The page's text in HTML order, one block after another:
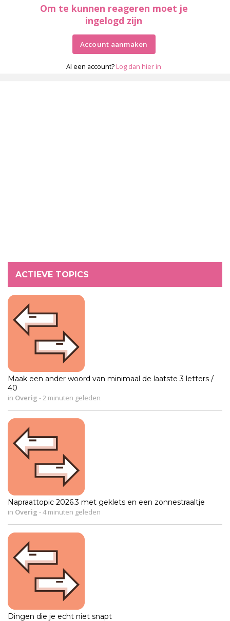
Om te kunnen reageren moet je
ingelogd zijn
Account aanmaken
Al een account? Log dan hier in
ACTIEVE TOPICS
Maak een ander woord van minimaal de laatste 3 letters /
40
in Overig -2 minuten geleden
Napraattopic 2026.3 met geklets en een zonnestraaltje
in Overig -4 minuten geleden
Dingen die je echt niet snapt